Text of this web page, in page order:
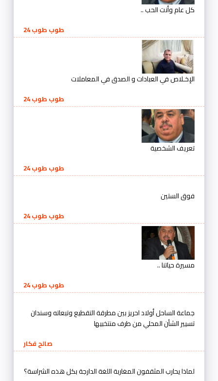
كل عام وأنت الحب ..
طوب طوب 24
الإخـلاص في العبادات و الصدق في المعاملات
طوب طوب 24
تعريف الشخصية
طوب طوب 24
فوق الستين
طوب طوب 24
مسيرة حياتنا ..
طوب طوب 24
جماعة الساحل أولاد احريز بين مطرقة التقطيع وتبعاته وسندان
تسيير الشأن المحلي من طرف منتخبيها
صالح فكار
لماذا يحارب المثقفون المغاربة اللغة الدارجة بكل هذه الشراسة؟